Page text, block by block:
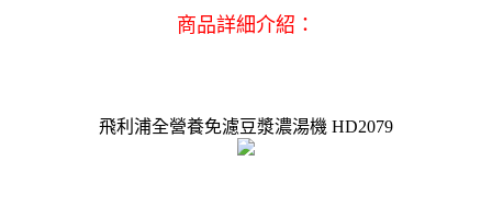
商品詳細介紹：
飛利浦全營養免濾豆漿濃湯機 HD2079